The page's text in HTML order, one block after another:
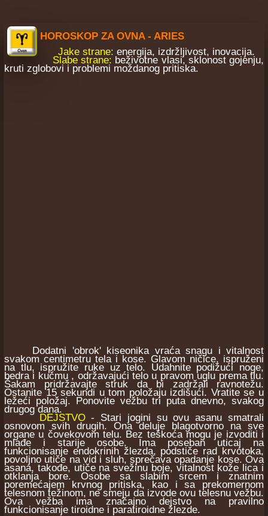
HOROSKOP ZA OVNA - ARIES
Jake strane: energija, izdržljivost, inovacija.
Slabe strane: beživotne vlasi, sklonost gojenju,
kruti zglobovi i problemi moždanog pritiska.
Dodatni 'obrok' kiseonika vraća snagu i vitalnost
svakom centimetru tela i kose. Glavom ničice, ispruženi
na tlu, ispružite ruke uz telo. Udahnite podižući noge,
bedra i kučmu , održavajući telo u pravom uglu prema tlu.
Šakam pridržavajte struk da bi zadržali ravnotežu.
Ostanite 15 sekundi u tom položaju izdišući. Vratite se u
ležeći položaj. Ponovite vežbu tri puta dnevno, svakog
drugog dana.
DEJSTVO- Stari jogini su ovu asanu smatrali
osnovom svih drugih. Ona deluje blagotvorno na sve
organe u čovekovom telu. Bez teškoća mogu je izvoditi i
mlađe i starije osobe. Ima poseban uticaj na
funkcionisanje endokrinih žlezda, podstiče rad krvotoka,
povoljno utiče na vid i sluh, sprečava opadanje kose. Ova
asana, takođe, utiče na svežinu boje, vitalnost kože lica i
otklanja bore. Osobe sa slabim srcem i znatnim
poremećajem krvnog pritiska, kao i sa prekomernom
telesnom težinom, ne smeju da izvode ovu telesnu vežbu.
Ova vežba ima značajno dejstvo na pravilno
funkcionisanje tiroidne i paratiroidne žlezde.